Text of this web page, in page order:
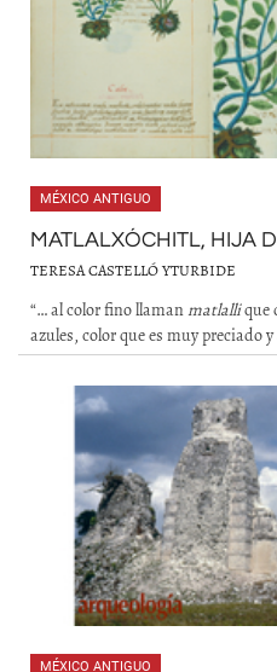
MÉXICO ANTIGUO
MATLALXÓCHITL, HIJA
TERESA CASTELLÓ YTURBIDE
“… al color fino llamanmatlallique
azules, color que es muy preciado y
MÉXICO ANTIGUO